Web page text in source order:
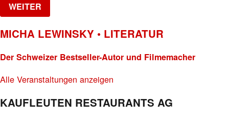
WEITER
MICHA LEWINSKY • LITERATUR
Der Schweizer Bestseller-Autor und Filmemacher
Alle Veranstaltungen anzeigen
KAUFLEUTEN RESTAURANTS AG